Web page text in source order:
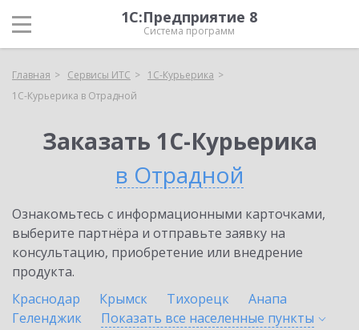
1С:Предприятие 8
Система программ
Главная Сервисы ИТС
1С-Курьерика
1С-Курьерика в Отрадной
Заказать 1С-Курьерика
в Отрадной
Ознакомьтесь с информационными карточками,
выберите партнёра и отправьте заявку на
консультацию, приобретение или внедрение
продукта.
Краснодар
Крымск Тихорецк
Анапа
Геленджик
Показать все населенные пункты